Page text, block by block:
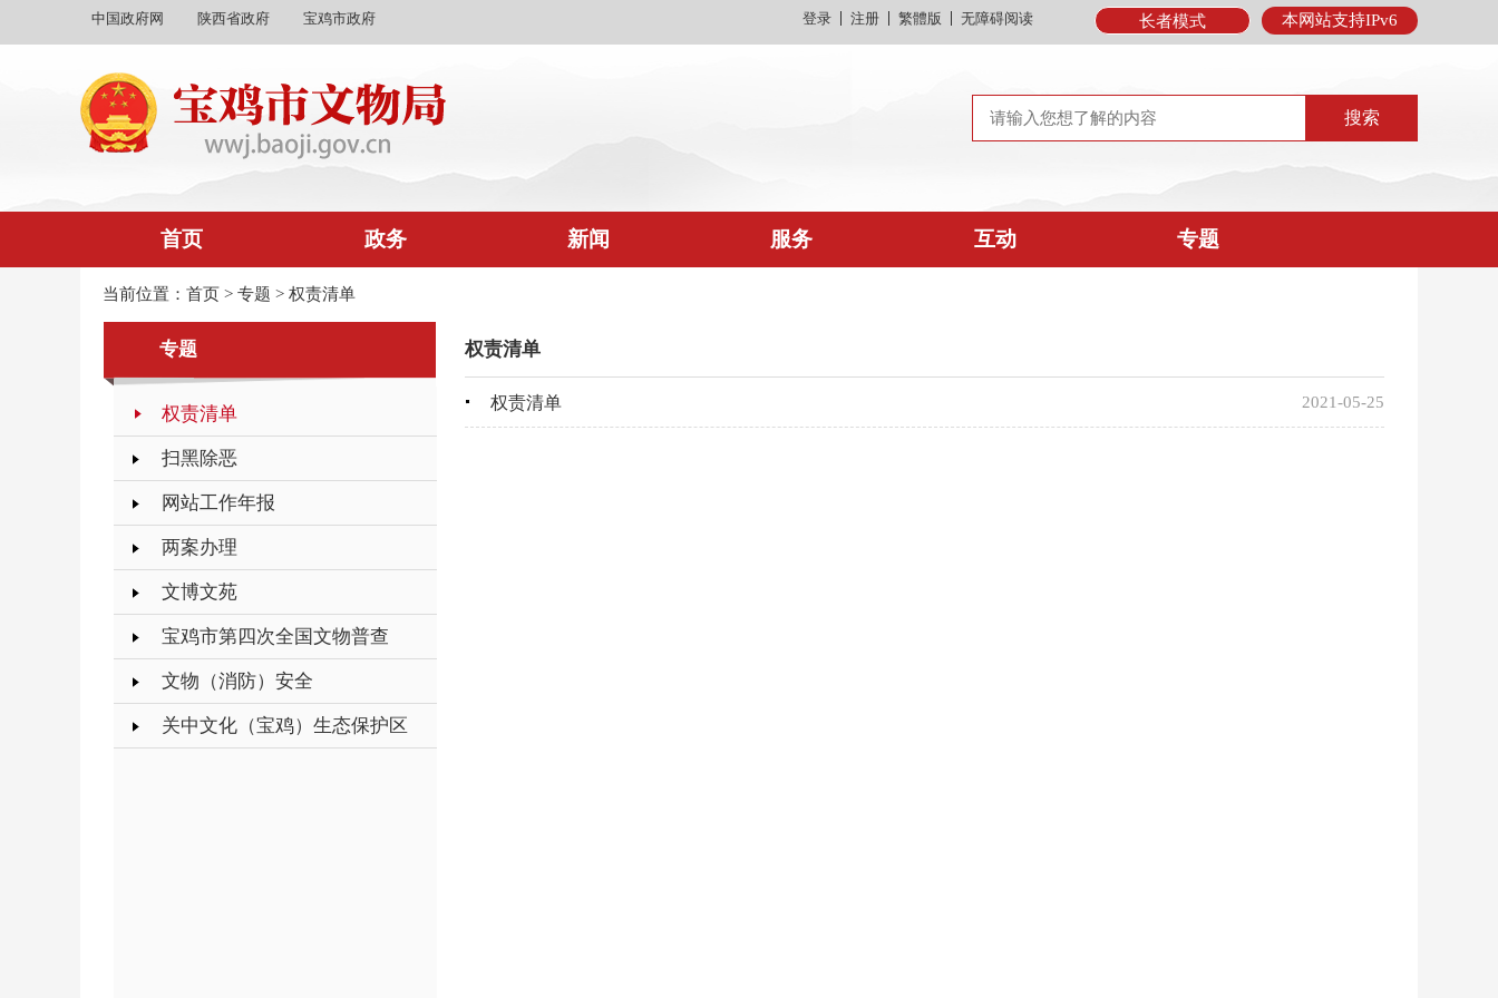
中国政府网 陕西省政府 宝鸡市政府 本网站支持IPv6
长者模式
登录 注册 繁體版 无障碍阅读
首页 政务 新闻 服务 互动 专题
当前位置： 首页 > 专题 > 权责清单
专题
权责清单
扫黑除恶
网站工作年报
两案办理
文博文苑
宝鸡市第四次全国文物普查
文物（消防）安全
关中文化（宝鸡）生态保护区
权责清单
权责清单 2021-05-25